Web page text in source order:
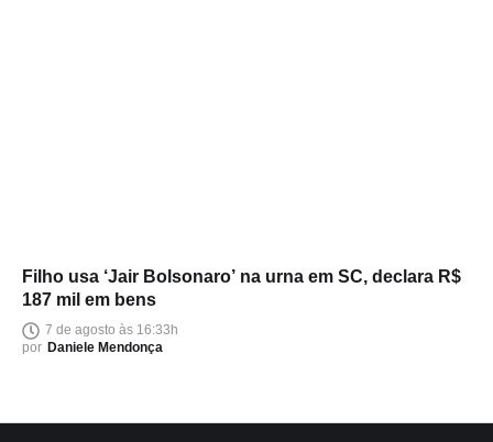
Filho usa ‘Jair Bolsonaro’ na urna em SC, declara R$
187 mil em bens
7 de agosto às 16:33h
por Daniele Mendonça